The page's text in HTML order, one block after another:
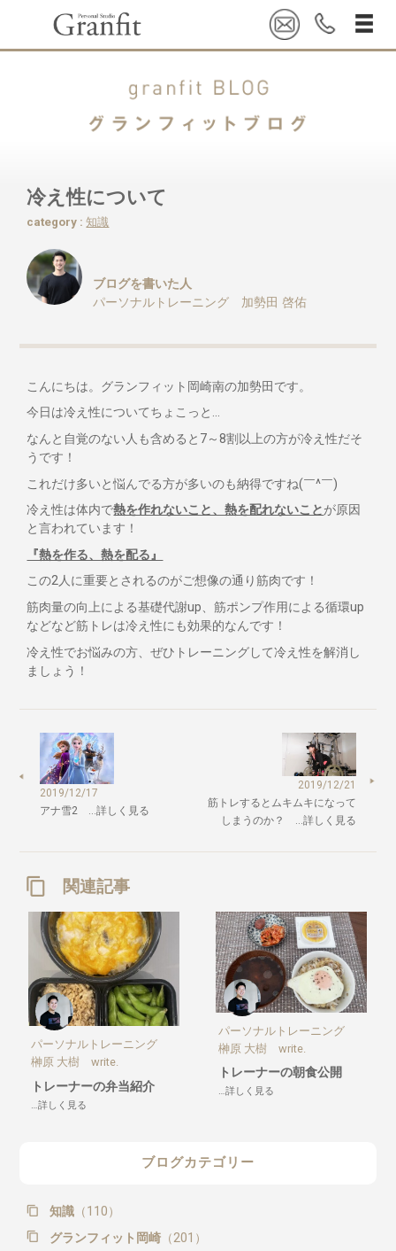
冷え性について
category :知識
ブログを書いた人
パーソナルトレーニング 加勢田 啓佑
こんにちは。グランフィット岡崎南の加勢田です。
今日は冷え性についてちょこっと…
なんと自覚のない人も含めると7～8割以上の方が冷え性だそ
うです！
これだけ多いと悩んでる方が多いのも納得ですね(￣^￣)
冷え性は体内で熱を作れないこと、熱を配れないことが原因
と言われています！
『熱を作る、熱を配る』
この2人に重要とされるのがご想像の通り筋肉です！
筋肉量の向上による基礎代謝up、筋ポンプ作用による循環up
などなど筋トレは冷え性にも効果的なんです！
冷え性でお悩みの方、ぜひトレーニングして冷え性を解消し
ましょう！
2019/12/17
アナ雪2 …詳しく見る
2019/12/21
筋トレするとムキムキになって
しまうのか？ …詳しく見る
関連記事
パーソナルトレーニング
榊原 大樹 write.
トレーナーの弁当紹介
…詳しく見る
パーソナルトレーニング
榊原 大樹 write.
トレーナーの朝食公開
…詳しく見る
ブログカテゴリー
知識（110）
グランフィット岡崎（201）